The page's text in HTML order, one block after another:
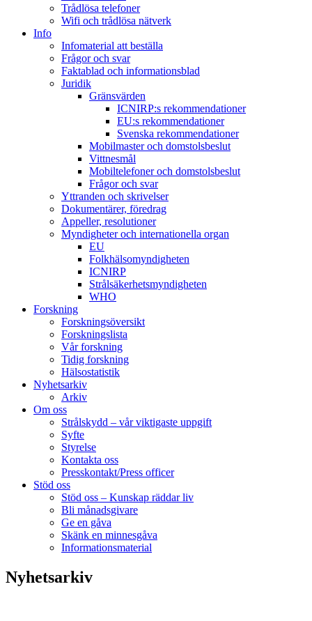
Trådlösa telefoner
Wifi och trådlösa nätverk
Info
Infomaterial att beställa
Frågor och svar
Faktablad och informationsblad
Juridik
Gränsvärden
ICNIRP:s rekommendationer
EU:s rekommendationer
Svenska rekommendationer
Mobilmaster och domstolsbeslut
Vittnesmål
Mobiltelefoner och domstolsbeslut
Frågor och svar
Yttranden och skrivelser
Dokumentärer, föredrag
Appeller, resolutioner
Myndigheter och internationella organ
EU
Folkhälsomyndigheten
ICNIRP
Strålsäkerhetsmyndigheten
WHO
Forskning
Forskningsöversikt
Forskningslista
Vår forskning
Tidig forskning
Hälsostatistik
Nyhetsarkiv
Arkiv
Om oss
Strålskydd – vår viktigaste uppgift
Syfte
Styrelse
Kontakta oss
Presskontakt/Press officer
Stöd oss
Stöd oss – Kunskap räddar liv
Bli månadsgivare
Ge en gåva
Skänk en minnesgåva
Informationsmaterial
Nyhetsarkiv